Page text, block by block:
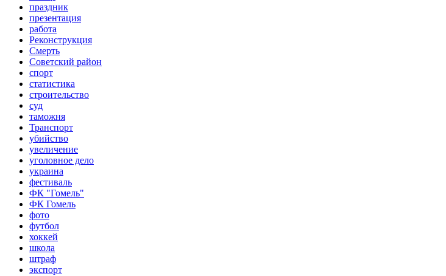
праздник
презентация
работа
Реконструкция
Смерть
Советский район
спорт
статистика
строительство
суд
таможня
Транспорт
убийство
увеличение
уголовное дело
украина
фестиваль
ФК "Гомель"
ФК Гомель
фото
футбол
хоккей
школа
штраф
экспорт